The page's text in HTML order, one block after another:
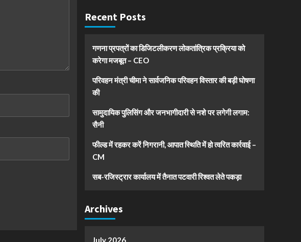
Recent Posts
गणना प्रपत्रों का डिजिटलीकरण लोकतांत्रिक प्रक्रिया को
करेगा मजबूत – CEO
परिवहन मंत्री चीमा ने सार्वजनिक परिवहन विस्तार की बड़ी घोषणा
की
सामुदायिक पुलिसिंग और जनभागीदारी से नशे पर लगेगी लगाम:
सैनी
फील्ड में रहकर करें निगरानी, आपात स्थिति में हो त्वरित कार्रवाई –
CM
सब-रजिस्ट्रार कार्यालय में तैनात पटवारी रिश्वत लेते पकड़ा
Archives
July 2026